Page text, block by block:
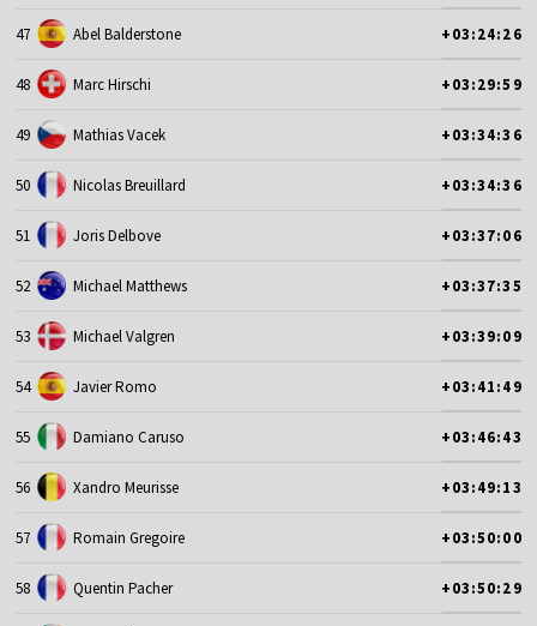
47 Abel Balderstone +03:24:26
48 Marc Hirschi +03:29:59
49 Mathias Vacek +03:34:36
50 Nicolas Breuillard +03:34:36
51 Joris Delbove +03:37:06
52 Michael Matthews +03:37:35
53 Michael Valgren +03:39:09
54 Javier Romo +03:41:49
55 Damiano Caruso +03:46:43
56 Xandro Meurisse +03:49:13
57 Romain Gregoire +03:50:00
58 Quentin Pacher +03:50:29